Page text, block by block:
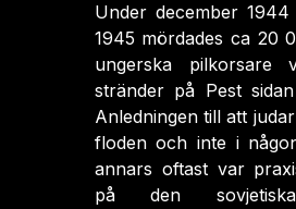
Under december
1945 mördades ca 20
ungerska pilkorsare
stränder på Pest
Anledningen till att
floden och inte i
annars oftast var
på den